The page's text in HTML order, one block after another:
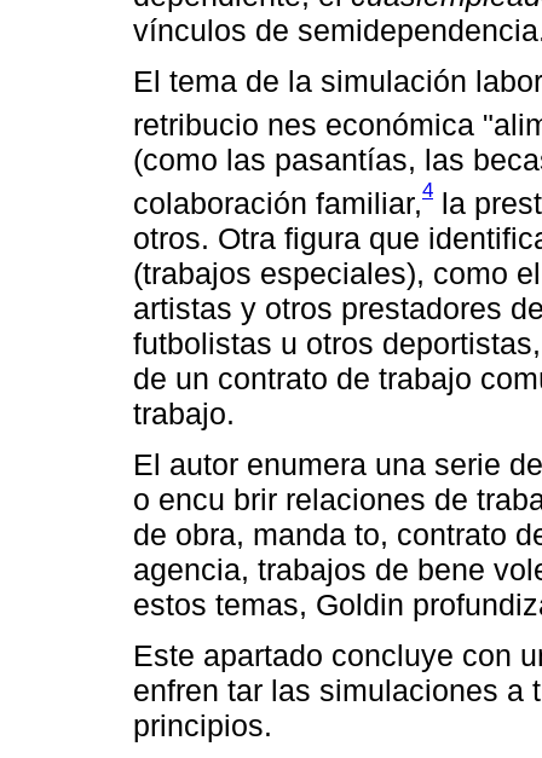
vínculos de
El tema de la simulación
retribucio nes económica
(como las pasantías, las
colaboración familiar,4 la
otros. Otra figura que
(trabajos especiales), como
artistas y otros prestadores
futbolistas u otros
de un contrato de trabajo
trabajo.
El autor enumera una serie
o encu brir relaciones de
de obra, manda to, contrato
agencia, trabajos de bene
estos temas, Goldin
Este apartado concluye con
enfren tar las simulaciones a
principios.